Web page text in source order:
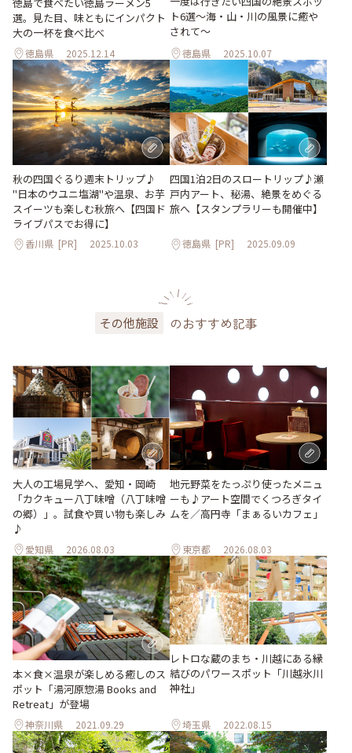
徳島で食べたい徳島ラーメン5
選。見た目、味ともにインパクト
大の一杯を食べ比べ
徳島県 2025.12.14
ト6選〜海・山・川の風景に癒や
されて〜
徳島県 2025.10.07
秋の四国ぐるり週末トリップ♪
"日本のウユニ塩湖"や温泉、お芋
スイーツも楽しむ秋旅へ【四国ド
ライブパスでお得に】
香川県 [PR] 2025.10.03
四国1泊2日のスロートリップ♪瀬
戸内アート、秘湯、絶景をめぐる
旅へ【スタンプラリーも開催中】
徳島県 [PR] 2025.09.09
その他施設 のおすすめ記事
大人の工場見学へ、愛知・岡崎
「カクキュー八丁味噌（八丁味噌
の郷）」。試食や買い物も楽しみ
♪
愛知県 2026.08.03
地元野菜をたっぷり使ったメニュ
ーも♪アート空間でくつろぎタイ
ムを／高円寺「まぁるいカフェ」
東京都 2026.08.03
本×食×温泉が楽しめる癒しのス
ポット「湯河原惣湯 Books and
Retreat」が登場
神奈川県 2021.09.29
レトロな蔵のまち・川越にある縁
結びのパワースポット「川越氷川
神社」
埼玉県 2022.08.15